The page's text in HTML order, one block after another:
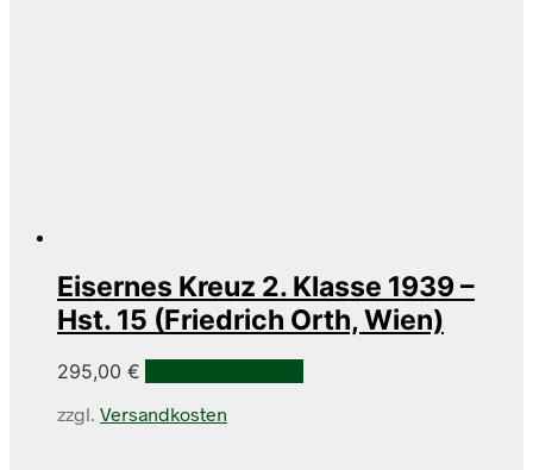
Eisernes Kreuz 2. Klasse 1939 –
Hst. 15 (Friedrich Orth, Wien)
295,00 €
zzgl. Versandkosten